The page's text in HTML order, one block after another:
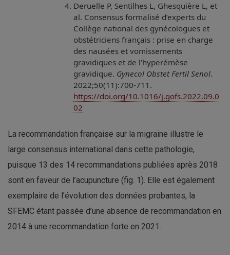
Deruelle P, Sentilhes L, Ghesquière L, et
al. Consensus formalisé d’experts du
Collège national des gynécologues et
obstétriciens français : prise en charge
des nausées et vomissements
gravidiques et de l’hyperémèse
gravidique. Gynecol Obstet Fertil Senol.
2022;50(11):700-711.
https://doi.org/10.1016/j.gofs.2022.09.0
02
La recommandation française sur la migraine illustre le
large consensus international dans cette pathologie,
puisque 13 des 14 recommandations publiées après 2018
sont en faveur de l’acupuncture (fig. 1). Elle est également
exemplaire de l’évolution des données probantes, la
SFEMC étant passée d’une absence de recommandation en
2014 à une recommandation forte en 2021.